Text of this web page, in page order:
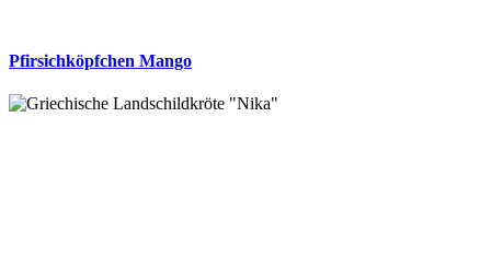
Pfirsichköpfchen Mango